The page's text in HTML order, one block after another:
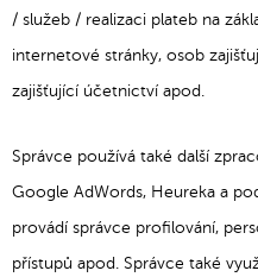
/ služeb / realizaci plateb na
internetové stránky, osob
zajišťující účetnictví apod.
Správce používá také další
Google AdWords, Heureka a
provádí správce profilování,
přístupů apod. Správce také